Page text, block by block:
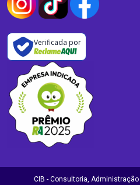
Verificada por
CIB - Consultoria, Administração